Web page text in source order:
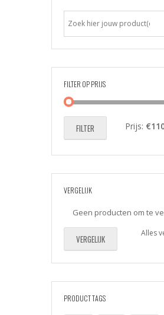
FILTER OP PRIJS
FILTER Prijs:
VERGELIJK
Geen producten om te
Alles
VERGELIJK
PRODUCT TAGS